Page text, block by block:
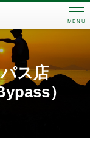
MENU
ス店
）